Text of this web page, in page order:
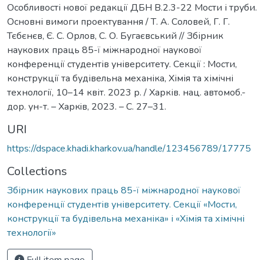
Особливості нової редакції ДБН В.2.3-22 Мости і труби.
Основні вимоги проектування / Т. А. Соловей, Г. Г.
Тєбєнєв, Є. С. Орлов, С. О. Бугаєвський // Збірник
наукових праць 85-ї міжнародної наукової
конференції студентів університету. Секції : Мости,
конструкції та будівельна механіка, Хімія та хімічні
технології, 10–14 квіт. 2023 р. / Харків. нац. автомоб.-
дор. ун-т. – Харкiв, 2023. – С. 27–31.
URI
https://dspace.khadi.kharkov.ua/handle/123456789/17775
Collections
Збірник наукових праць 85-ї міжнародної наукової
конференції студентів університету. Секції «Мости,
конструкції та будівельна механіка» і «Хімія та хімічні
технології»